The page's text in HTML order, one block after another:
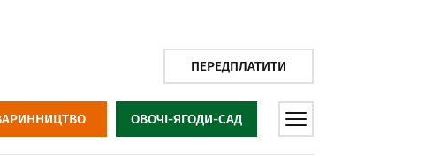
ПЕРЕДПЛАТИТИ
ОВОЧІ-ЯГОДИ-САД